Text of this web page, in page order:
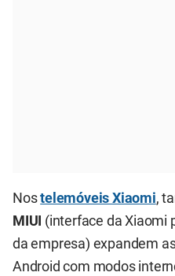
Nostelemóveis Xiaomi,
MIUI (interface da Xiaomi
da empresa) expandem
Android com modos